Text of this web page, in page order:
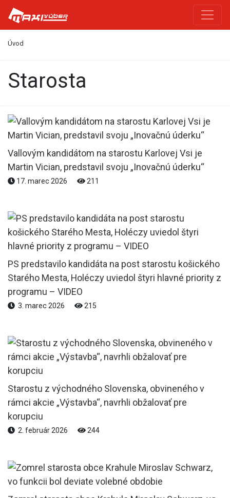
Úvod
starosta
Vallovým kandidátom na starostu Karlovej Vsi je
Martin Vician, predstavil svoju „Inovačnú úderku“
17. marec 2026 211
PS predstavilo kandidáta na post starostu košického
Starého Mesta, Holéczy uviedol štyri hlavné priority z
programu – VIDEO
3. marec 2026 215
Starostu z východného Slovenska, obvineného v
rámci akcie „Výstavba“, navrhli obžalovať pre
korupciu
2. február 2026 244